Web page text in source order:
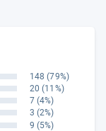
148 (79%)
20 (11%)
7 (4%)
3 (2%)
9 (5%)